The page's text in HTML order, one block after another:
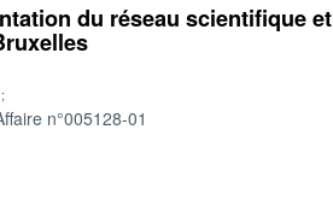
du réseau scientifique et
n°005128-01